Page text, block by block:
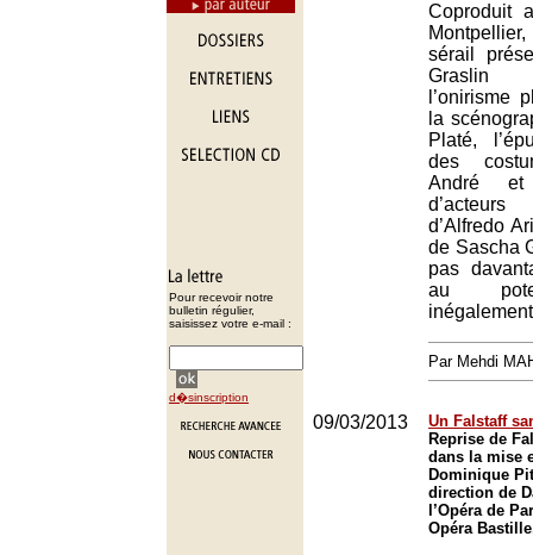
Pour recevoir notre
bulletin régulier,
saisissez votre e-mail :
d�sinscription
Coproduit
Montpellier,
sérail
Graslin
l’onirisme
la
Platé,
des
André
d’Alfredo
de Sascha
pas
au
Par Mehdi
09/03/2013
Un Falstaff
Reprise de
dans la mise
Dominique
direction de
l’Opéra de
Opéra